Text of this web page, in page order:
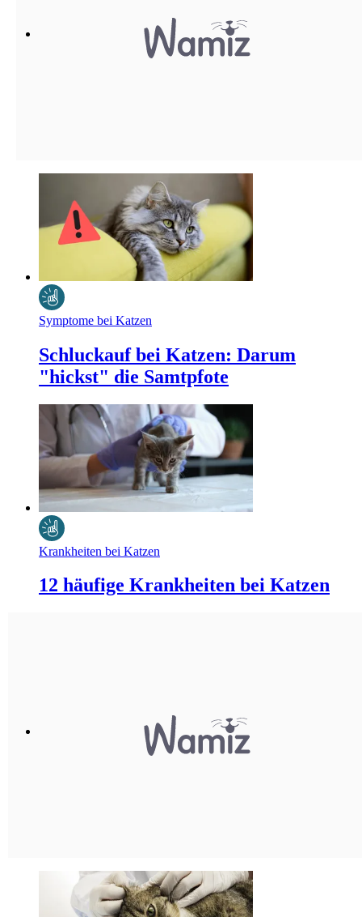
Symptome bei Katzen
Schluckauf bei Katzen: Darum
"hickst" die Samtpfote
Krankheiten bei Katzen
12 häufige Krankheiten bei Katzen